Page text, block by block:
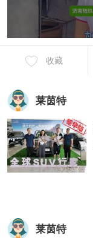
收藏
莱茵特
莱茵特